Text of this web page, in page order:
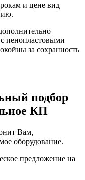
и цене вид
пенопластовыми
за сохранность
подбор
КП
Вам,
оборудование.
предложение на